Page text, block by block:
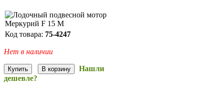
Код товара: 75-4247
Нет в наличии
Нашли
дешевле?